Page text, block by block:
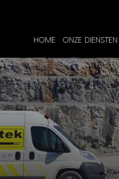
HOME ONZE DIENSTEN